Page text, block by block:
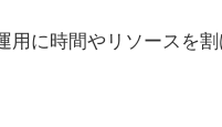
用に時間やリソースを